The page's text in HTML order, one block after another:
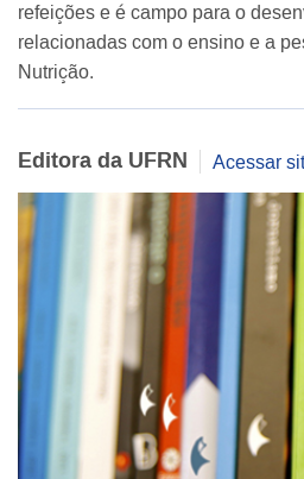
refeições e é campo para o
relacionadas com o ensino e a
Nutrição.
Editora da UFRN Acessar